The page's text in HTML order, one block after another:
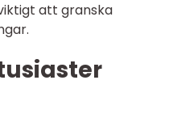
att granska